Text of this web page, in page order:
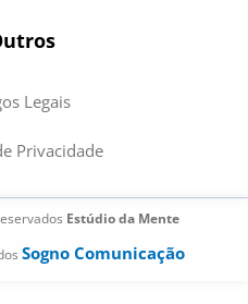
Legais
Privacidade
Estúdio da Mente
Sogno Comunicação